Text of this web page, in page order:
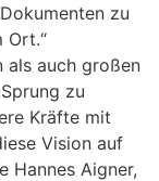
zu
Ort.“
als auch großen
zu
Kräfte mit
Vision auf
Hannes Aigner,